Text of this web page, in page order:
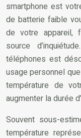
smartphone est
de batterie faible
de votre appareil,
source
téléphones est
usage personnel
température de
augmenter la durée
Souvent sous-
température